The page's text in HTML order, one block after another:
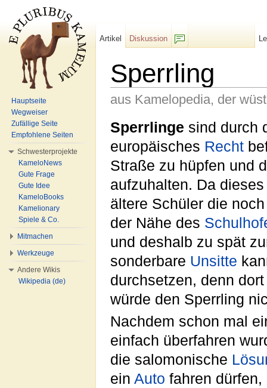
Sperrling
aus Kamelopedia, der
Sperrlinge sind durch
europäisches Recht
Straße zu hüpfen und
aufzuhalten. Da
ältere Schüler die
der Nähe des
und deshalb zu spät
sonderbare Unsitte
durchsetzen, denn
würde den Sperrling
Nachdem schon mal
einfach überfahren
die salomonische
ein Auto fahren
Artikel
Diskussion
Hauptseite
Wegweiser
Zufällige Seite
Empfohlene Seiten
Schwesterprojekte
KameloNews
Gute Frage
Gute Idee
KameloBooks
Kamelionary
Spiele & Co.
Mitmachen
Werkzeuge
Andere Wikis
Wikipedia (de)